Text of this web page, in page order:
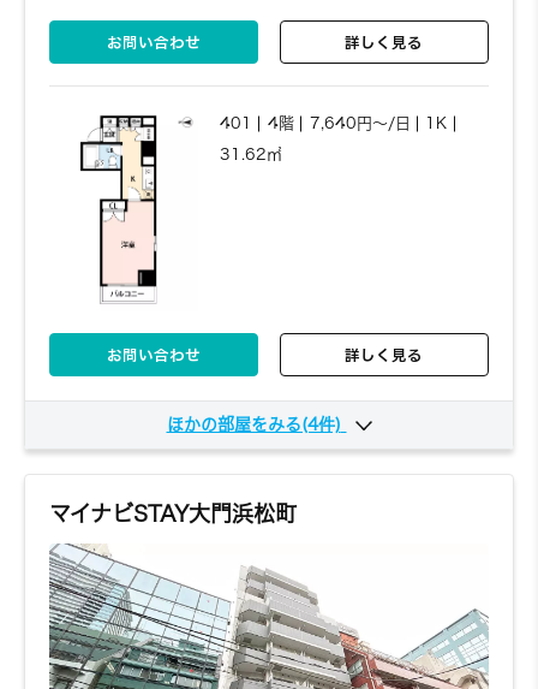
お問い合わせ 詳しく見る
401 4階 7,640円～/日
1K
31.62㎡
お問い合わせ 詳しく見る
ほかの部屋をみる(4件)
マイナビSTAY大門浜松町